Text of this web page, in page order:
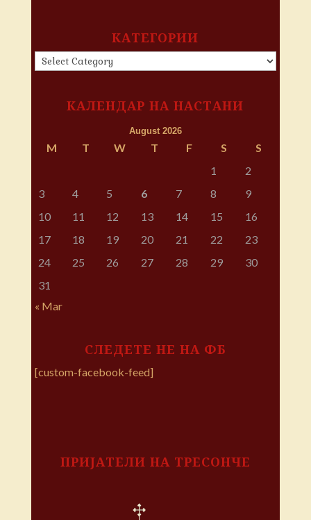
КАТЕГОРИИ
КАТЕГОРИИ
КАЛЕНДАР НА НАСТАНИ
August 2026
M T W T F S
S
1
2
3
4 5 6 7 8
9
10
11 12 13 14 15
16
17
18 19 20 21 22
23
24
25 26 27 28 29
30
31
« Mar
СЛЕДЕТЕ НЕ НА ФБ
[custom-facebook-feed]
ПРИЈАТЕЛИ НА ТРЕСОНЧЕ